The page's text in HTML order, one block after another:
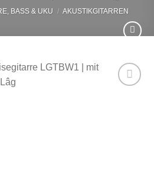
BASS & UKU / AKUSTIKGITARREN